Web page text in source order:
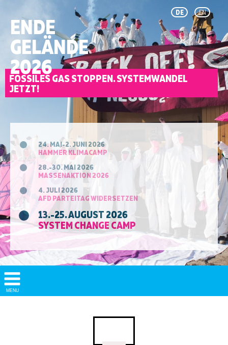
DE EN
ENDE
GELÄNDE
2026
FOSSILES GAS STOPPEN. SYSTEMWANDEL
JETZT!
24. MAI-2. JUNI 2026
HAMMER KLIMACAMP
28.-30. MAI 2026
MASSENAKTION 2026
4. JULI 2026
AFD PARTEITAG WIDERSETZEN
13.-25. AUGUST 2026
SYSTEM CHANGE CAMP
Show/
Hide
MENU